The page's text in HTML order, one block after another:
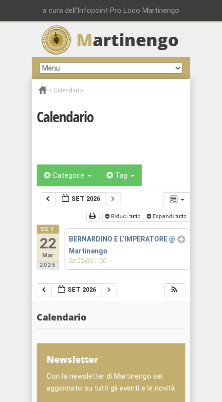
a cura dell'Infopoint Pro Loco Martinengo
Martinengo
» Calendario
Calendario
Categorie Tag
SET 2026
Riduci tutto Espandi tutto
SET
22
Mar
2026
BERNARDINO E L’IMPERATORE@
Martinengo
Set 22@21:00
SET 2026
Calendario
Newsletter
Con la newsletter di Martinengo sei
aggiornato su tutti gli eventi e le novità